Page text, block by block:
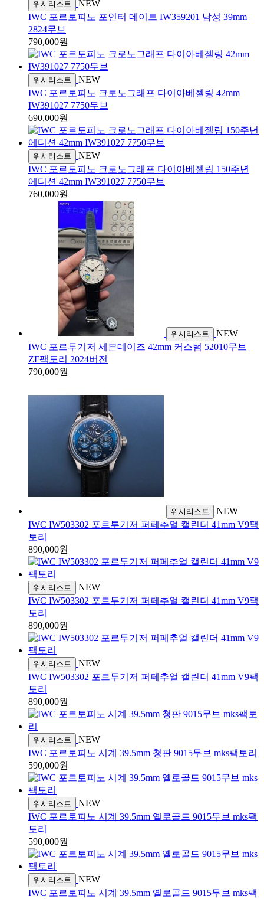
위시리스트
NEW
IWC 포르토피노 포인터 데이트 IW359201 남성 39mm
2824무브
790,000원
위시리스트
NEW
IWC 포르토피노 크로노그래프 다이아베젤링 42mm
IW391027 7750무브
690,000원
위시리스트
NEW
IWC 포르토피노 크로노그래프 다이아베젤링 150주년
에디션 42mm IW391027 7750무브
760,000원
위시리스트
NEW
IWC 포르투기저 세븐데이즈 42mm 커스텀 52010무브
ZF팩토리 2024버전
790,000원
위시리스트
NEW
IWC IW503302 포르투기저 퍼페추얼 캘린더 41mm V9팩
토리
890,000원
위시리스트
NEW
IWC IW503302 포르투기저 퍼페추얼 캘린더 41mm V9팩
토리
890,000원
위시리스트
NEW
IWC IW503302 포르투기저 퍼페추얼 캘린더 41mm V9팩
토리
890,000원
위시리스트
NEW
IWC 포르토피노 시계 39.5mm 청판 9015무브 mks팩토리
590,000원
위시리스트
NEW
IWC 포르토피노 시계 39.5mm 옐로골드 9015무브 mks팩
토리
590,000원
위시리스트
NEW
IWC 포르토피노 시계 39.5mm 옐로골드 9015무브 mks팩